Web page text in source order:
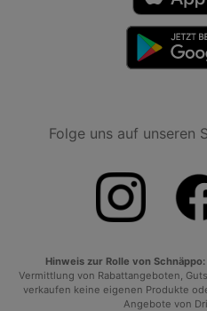
Folge uns auf unseren
Hinweis zur Rolle von Schnäppo:
Vermittlung von Rabattangeboten,
verkaufen keine eigenen Produkte
Angebote von